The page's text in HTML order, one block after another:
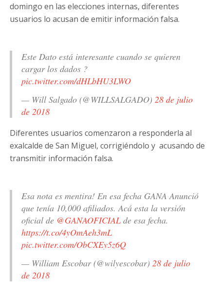
domingo en las elecciones internas, diferentes
usuarios lo acusan de emitir información falsa.
Este Dato está interesante cuando se quieren
cargar los dados ?
pic.twitter.com/dHLbHU3LWO
— Will Salgado (@WILLSALGADO) 28 de julio
de 2018
Diferentes usuarios comenzaron a responderla al
exalcalde de San Miguel, corrigiéndolo y acusando de
transmitir información falsa.
Esa nota es mentira! En esa fecha GANA Anunció
que tenía 10,000 afiliados. Acá esta la versión
oficial de @GANAOFICIAL de esa fecha.
https://t.co/4yOmAeh3mL
pic.twitter.com/ObCXEy5z6Q
— William Escobar (@wilyescobar) 28 de julio
de 2018